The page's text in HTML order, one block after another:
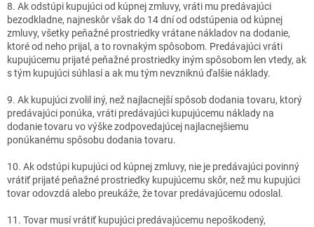
8. Ak odstúpi kupujúci od kúpnej zmluvy, vráti mu predávajúci
bezodkladne, najneskôr však do 14 dní od odstúpenia od kúpnej
zmluvy, všetky peňažné prostriedky vrátane nákladov na dodanie,
ktoré od neho prijal, a to rovnakým spôsobom. Predávajúci vráti
kupujúcemu prijaté peňažné prostriedky iným spôsobom len vtedy, ak
s tým kupujúci súhlasí a ak mu tým nevzniknú ďalšie náklady.
9. Ak kupujúci zvolil iný, než najlacnejší spôsob dodania tovaru, ktorý
predávajúci ponúka, vráti predávajúci kupujúcemu náklady na
dodanie tovaru vo výške zodpovedajúcej najlacnejšiemu
ponúkanému spôsobu dodania tovaru.
10. Ak odstúpi kupujúci od kúpnej zmluvy, nie je predávajúci povinný
vrátiť prijaté peňažné prostriedky kupujúcemu skôr, než mu kupujúci
tovar odovzdá alebo preukáže, že tovar predávajúcemu odoslal.
11. Tovar musí vrátiť kupujúci predávajúcemu nepoškodený,